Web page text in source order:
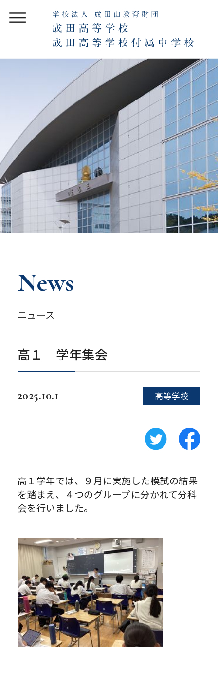
News
ニュース
高１ 学年集会
2025.10.1 高等学校
高１学年では、９月に実施した模試の結果
を踏まえ、４つのグループに分かれて分科
会を行いました。